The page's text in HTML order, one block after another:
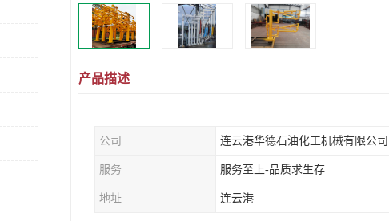
产品描述
公司 连云港华德石油化工机械有限公司
服务 服务至上-品质求生存
地址 连云港